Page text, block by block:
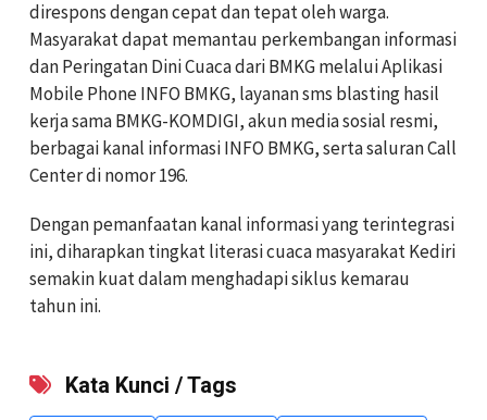
direspons dengan cepat dan tepat oleh warga.
Masyarakat dapat memantau perkembangan informasi
dan Peringatan Dini Cuaca dari BMKG melalui Aplikasi
Mobile Phone INFO BMKG, layanan sms blasting hasil
kerja sama BMKG-KOMDIGI, akun media sosial resmi,
berbagai kanal informasi INFO BMKG, serta saluran Call
Center di nomor 196.
Dengan pemanfaatan kanal informasi yang terintegrasi
ini, diharapkan tingkat literasi cuaca masyarakat Kediri
semakin kuat dalam menghadapi siklus kemarau
tahun ini.
Kata Kunci / Tags